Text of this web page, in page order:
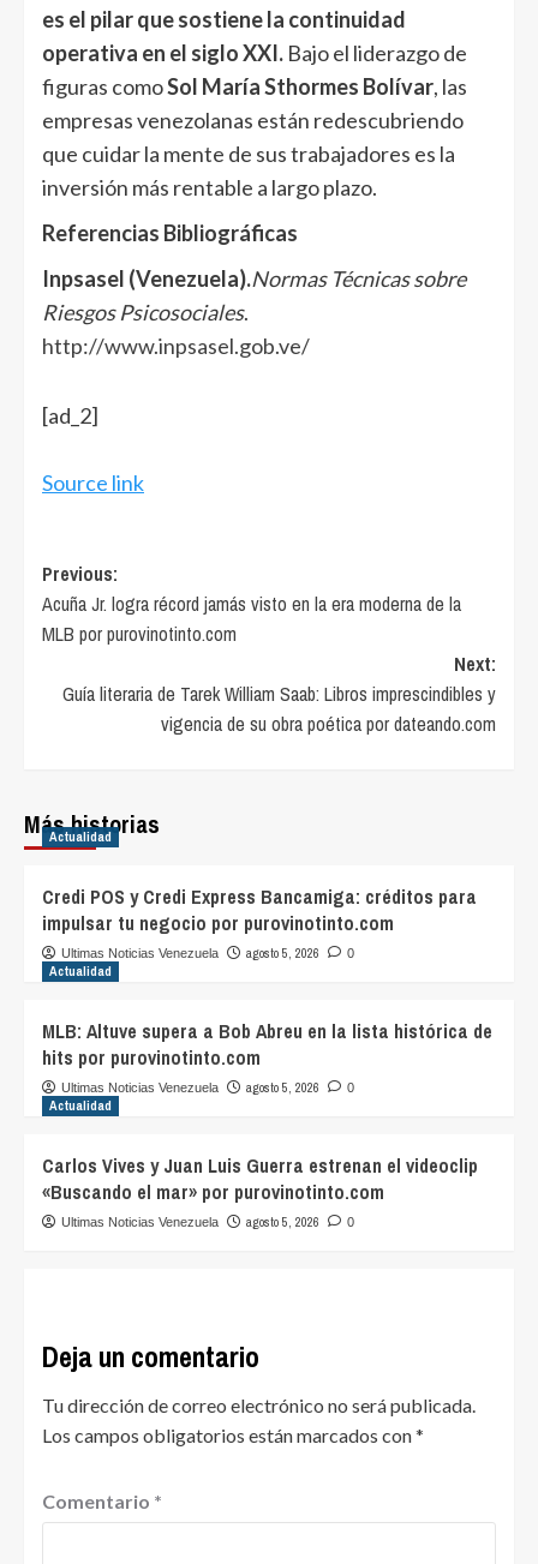
es el pilar que sostiene la continuidad
operativa en el siglo XXI. Bajo el liderazgo de
figuras comoSol María Sthormes Bolívar, las
empresas venezolanas están redescubriendo
que cuidar la mente de sus trabajadores es la
inversión más rentable a largo plazo.
Referencias Bibliográficas
Inpsasel (Venezuela).Normas Técnicas sobre
Riesgos Psicosociales.
http://www.inpsasel.gob.ve/
Navegación
de
entradas
[ad_2]
Source link
Post
navigation
Previous:
Acuña Jr. logra récord jamás visto en la era moderna de la
MLB por purovinotinto.com
Next:
Guía literaria de Tarek William Saab: Libros imprescindibles y
vigencia de su obra poética por dateando.com
Más historias
Actualidad
Credi POS y Credi Express Bancamiga: créditos para
impulsar tu negocio por purovinotinto.com
Ultimas Noticias Venezuela agosto 5, 2026 0
Actualidad
MLB: Altuve supera a Bob Abreu en la lista histórica de
hits por purovinotinto.com
Ultimas Noticias Venezuela agosto 5, 2026 0
Actualidad
Carlos Vives y Juan Luis Guerra estrenan el videoclip
«Buscando el mar» por purovinotinto.com
Ultimas Noticias Venezuela agosto 5, 2026 0
Deja un comentario
Tu dirección de correo electrónico no será publicada.
Los campos obligatorios están marcados con*
Comentario *